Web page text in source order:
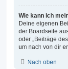
Wie kann ich
Deine eigenen
der Boardseite
oder „Beiträge
um nach von dir
Nach oben